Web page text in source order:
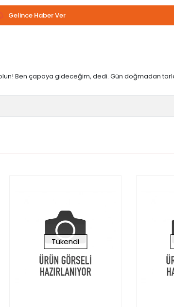
Gelince Haber Ver
Ben çapaya gideceğim, dedi. Gün doğmadan
Tükendi